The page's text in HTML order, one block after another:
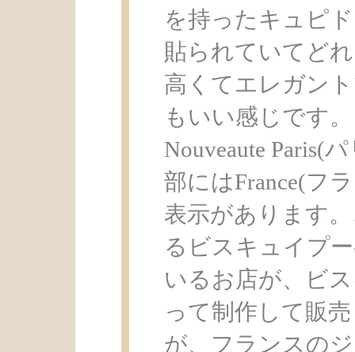
を持ったキュピ
貼られていてど
高くてエレガン
もいい感じです
Nouveaute Paris(
部にはFrance(フ
表示があります
るビスキュイプ
いるお店が、ビ
って制作して販
が、フランスの